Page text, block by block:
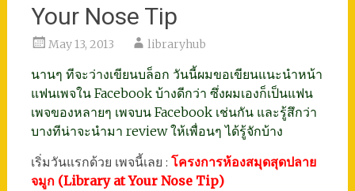
Your Nose Tip
May 13, 2013 libraryhub
นานๆ ทีจะว่างเขียนบล็อก วันนี้ผมขอเขียนแนะนำหน้า
แฟนเพจใน Facebook บ้างดีกว่า ซึ่งผมเองก็เป็นแฟน
เพจของหลายๆ เพจบน Facebook เช่นกัน และรู้สึกว่า
บางทีน่าจะนำมา review ให้เพื่อนๆ ได้รู้จักบ้าง
เริ่มวันแรกด้วย เพจนี้เลย : โครงการห้องสมุดสุดปลาย
จมูก (Library at Your Nose Tip)